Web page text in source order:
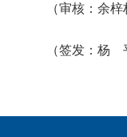
（审核：余梓
（签发：杨